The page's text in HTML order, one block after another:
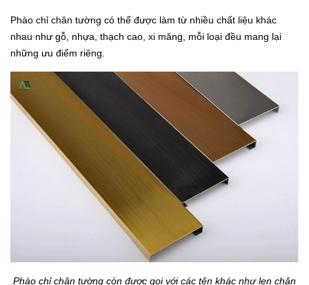
Phào chỉ chân tường có thể được làm từ nhiều chất liệu khác
nhau như gỗ, nhựa, thạch cao, xi măng, mỗi loại đều mang lại
những ưu điểm riêng.
Phào chỉ chân tường còn được gọi với các tên khác như len chân